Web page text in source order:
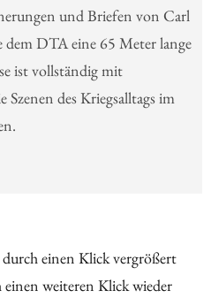
und Briefen von Carl
DTA eine 65 Meter lange
ist vollständig mit
Szenen des Kriegsalltags im
einen Klick vergrößert
weiteren Klick wieder